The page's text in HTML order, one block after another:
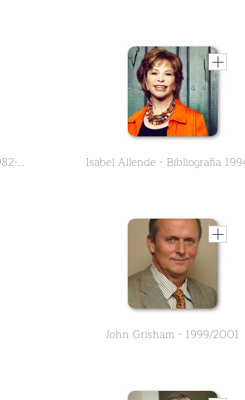
Isabel Allende - Bibliografia 1982-1991
John Grisham - 1999/2001